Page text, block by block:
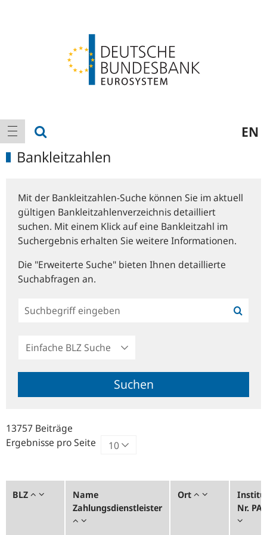
Hauptnavigation
Navigation anzeigen EN
Bankleitzahlen
Mit der Bankleitzahlen-Suche können Sie im aktuell
gültigen Bankleitzahlenverzeichnis detailliert
suchen. Mit einem Klick auf eine Bankleitzahl im
Suchergebnis erhalten Sie weitere Informationen.
Die "Erweiterte Suche" bieten Ihnen detaillierte
Suchabfragen an.
Einfache
Suche
Suchen
13757 Beiträge
Ergebnisse pro Seite
BLZ
Name
Zahlungsdienstleister
Ort
Nr.